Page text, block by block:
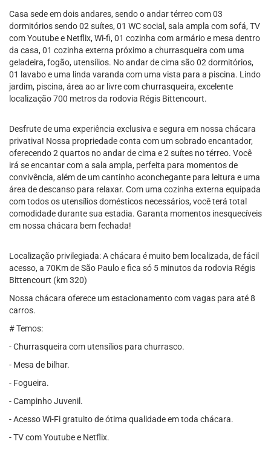
Casa sede em dois andares, sendo o andar térreo com 03
dormitórios sendo 02 suítes, 01 WC social, sala ampla com sofá, TV
com Youtube e Netflix, Wi-fi, 01 cozinha com armário e mesa dentro
da casa, 01 cozinha externa próximo a churrasqueira com uma
geladeira, fogão, utensílios. No andar de cima são 02 dormitórios,
01 lavabo e uma linda varanda com uma vista para a piscina. Lindo
jardim, piscina, área ao ar livre com churrasqueira, excelente
localização 700 metros da rodovia Régis Bittencourt.
Desfrute de uma experiência exclusiva e segura em nossa chácara
privativa! Nossa propriedade conta com um sobrado encantador,
oferecendo 2 quartos no andar de cima e 2 suítes no térreo. Você
irá se encantar com a sala ampla, perfeita para momentos de
convivência, além de um cantinho aconchegante para leitura e uma
área de descanso para relaxar. Com uma cozinha externa equipada
com todos os utensílios domésticos necessários, você terá total
comodidade durante sua estadia. Garanta momentos inesquecíveis
em nossa chácara bem fechada!
Localização privilegiada: A chácara é muito bem localizada, de fácil
acesso, a 70Km de São Paulo e fica só 5 minutos da rodovia Régis
Bittencourt (km 320)
Nossa chácara oferece um estacionamento com vagas para até 8
carros.
# Temos:
- Churrasqueira com utensílios para churrasco.
- Mesa de bilhar.
- Fogueira.
- Campinho Juvenil.
- Acesso Wi-Fi gratuito de ótima qualidade em toda chácara.
- TV com Youtube e Netflix.